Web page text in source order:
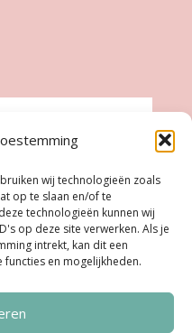
wij technologieën zoals
op te slaan en/of te
technologieën kunnen wij
op deze site verwerken. Als je
intrekt, kan dit een
en mogelijkheden.